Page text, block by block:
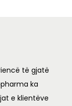
të gjatë
ka
e klientëve